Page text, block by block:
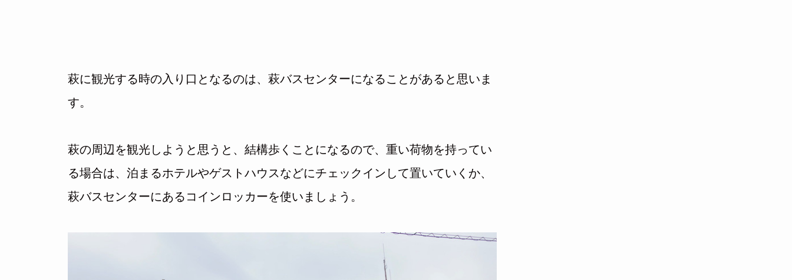
萩に観光する時の入り口となるのは、萩バスセンターになることがあると思いま
す。
萩の周辺を観光しようと思うと、結構歩くことになるので、重い荷物を持ってい
る場合は、泊まるホテルやゲストハウスなどにチェックインして置いていくか、
萩バスセンターにあるコインロッカーを使いましょう。